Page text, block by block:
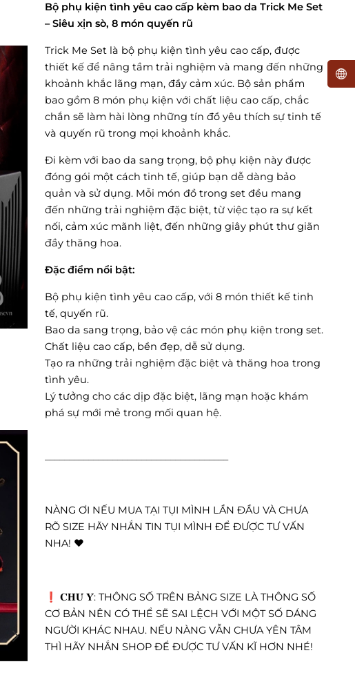
Bộ phụ kiện tình yêu cao cấp kèm bao da Trick Me Set
– Siêu xịn sò, 8 món quyến rũ
Trick Me Set là bộ phụ kiện tình yêu cao cấp, được
thiết kế để nâng tầm trải nghiệm và mang đến những
khoảnh khắc lãng mạn, đầy cảm xúc. Bộ sản phẩm
bao gồm 8 món phụ kiện với chất liệu cao cấp, chắc
chắn sẽ làm hài lòng những tín đồ yêu thích sự tinh tế
và quyến rũ trong mọi khoảnh khắc.
Đi kèm với bao da sang trọng, bộ phụ kiện này được
đóng gói một cách tinh tế, giúp bạn dễ dàng bảo
quản và sử dụng. Mỗi món đồ trong set đều mang
đến những trải nghiệm đặc biệt, từ việc tạo ra sự kết
nối, cảm xúc mãnh liệt, đến những giây phút thư giãn
đầy thăng hoa.
Đặc điểm nổi bật:
Bộ phụ kiện tình yêu cao cấp, với 8 món thiết kế tinh
tế, quyến rũ.
Bao da sang trọng, bảo vệ các món phụ kiện trong set.
Chất liệu cao cấp, bền đẹp, dễ sử dụng.
Tạo ra những trải nghiệm đặc biệt và thăng hoa trong
tình yêu.
Lý tưởng cho các dịp đặc biệt, lãng mạn hoặc khám
phá sự mới mẻ trong mối quan hệ.
NÀNG ƠI NẾU MUA TẠI TỤI MÌNH LẦN ĐẦU VÀ CHƯA
RÕ SIZE HÃY NHẮN TIN TỤI MÌNH ĐỂ ĐƯỢC TƯ VẤN
NHA! ❤️
❗️ 𝐂𝐇𝐔́ 𝐘́: THÔNG SỐ TRÊN BẢNG SIZE LÀ THÔNG SỐ
CƠ BẢN NÊN CÓ THỂ SẼ SAI LỆCH VỚI MỘT SỐ DÁNG
NGƯỜI KHÁC NHAU. NẾU NÀNG VẪN CHƯA YÊN TÂM
THÌ HÃY NHẮN SHOP ĐỂ ĐƯỢC TƯ VẤN KĨ HƠN NHÉ!